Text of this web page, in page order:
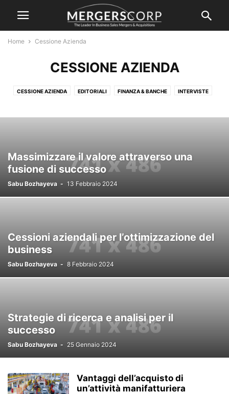
Home Cessione Azienda
CESSIONE AZIENDA
CESSIONE AZIENDA EDITORIALI FINANZA & BANCHE INTERVISTE
NON CATEGORIZZATO OFFERTE SERVIZI VALUTAZIONI
Massimizzare il valore attraverso una
fusione di successo
Sabu Bozhayeva - 13 Febbraio 2024
Cessioni aziendali per l’ottimizzazione del
business
Sabu Bozhayeva - 8 Febbraio 2024
Strategie di ricerca e analisi per il
successo
Sabu Bozhayeva - 25 Gennaio 2024
Vantaggi dell’acquisto di
un’attività manifatturiera